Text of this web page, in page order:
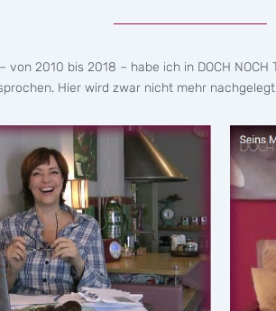
2010 bis 2018 – habe ich in DOCH
Hier wird zwar nicht mehr